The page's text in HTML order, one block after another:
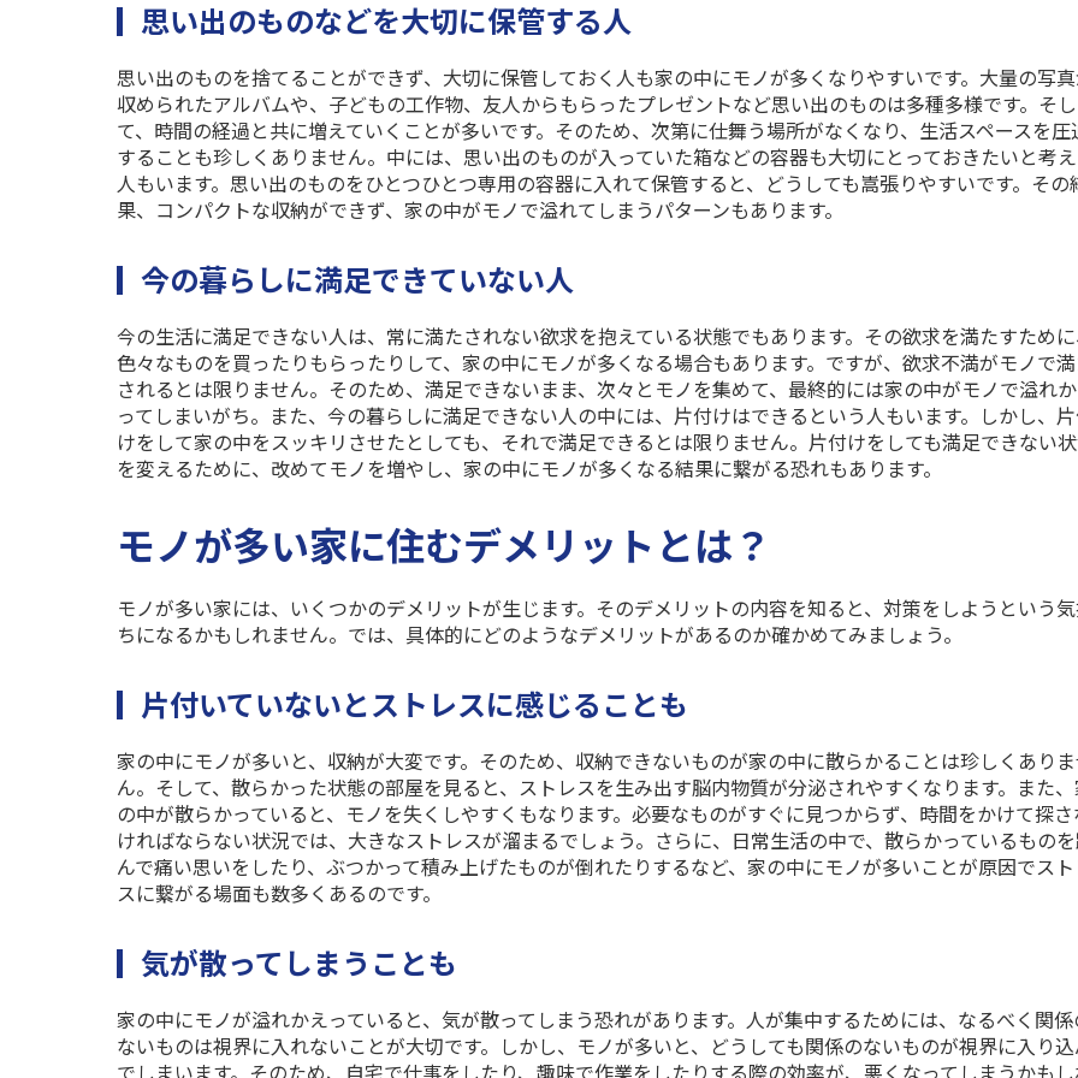
思い出のものなどを大切に保管する人
思い出のものを捨てることができず、大切に保管しておく人も家の中にモノが多くなりやすいです。大量の写
収められたアルバムや、子どもの工作物、友人からもらったプレゼントなど思い出のものは多種多様です。そし
て、時間の経過と共に増えていくことが多いです。そのため、次第に仕舞う場所がなくなり、生活スペースを圧
することも珍しくありません。中には、思い出のものが入っていた箱などの容器も大切にとっておきたいと考
人もいます。思い出のものをひとつひとつ専用の容器に入れて保管すると、どうしても嵩張りやすいです。その
果、コンパクトな収納ができず、家の中がモノで溢れてしまうパターンもあります。
今の暮らしに満足できていない人
今の生活に満足できない人は、常に満たされない欲求を抱えている状態でもあります。その欲求を満たすために
色々なものを買ったりもらったりして、家の中にモノが多くなる場合もあります。ですが、欲求不満がモノで
されるとは限りません。そのため、満足できないまま、次々とモノを集めて、最終的には家の中がモノで溢れ
ってしまいがち。また、今の暮らしに満足できない人の中には、片付けはできるという人もいます。しかし、
けをして家の中をスッキリさせたとしても、それで満足できるとは限りません。片付けをしても満足できない
を変えるために、改めてモノを増やし、家の中にモノが多くなる結果に繋がる恐れもあります。
モノが多い家に住むデメリットとは？
モノが多い家には、いくつかのデメリットが生じます。そのデメリットの内容を知ると、対策をしようという
ちになるかもしれません。では、具体的にどのようなデメリットがあるのか確かめてみましょう。
片付いていないとストレスに感じることも
家の中にモノが多いと、収納が大変です。そのため、収納できないものが家の中に散らかることは珍しくあり
ん。そして、散らかった状態の部屋を見ると、ストレスを生み出す脳内物質が分泌されやすくなります。また
の中が散らかっていると、モノを失くしやすくもなります。必要なものがすぐに見つからず、時間をかけて探さ
ければならない状況では、大きなストレスが溜まるでしょう。さらに、日常生活の中で、散らかっているもの
んで痛い思いをしたり、ぶつかって積み上げたものが倒れたりするなど、家の中にモノが多いことが原因でス
スに繋がる場面も数多くあるのです。
気が散ってしまうことも
家の中にモノが溢れかえっていると、気が散ってしまう恐れがあります。人が集中するためには、なるべく関係
ないものは視界に入れないことが大切です。しかし、モノが多いと、どうしても関係のないものが視界に入り
でしまいます。そのため、自宅で仕事をしたり、趣味で作業をしたりする際の効率が、悪くなってしまうかも